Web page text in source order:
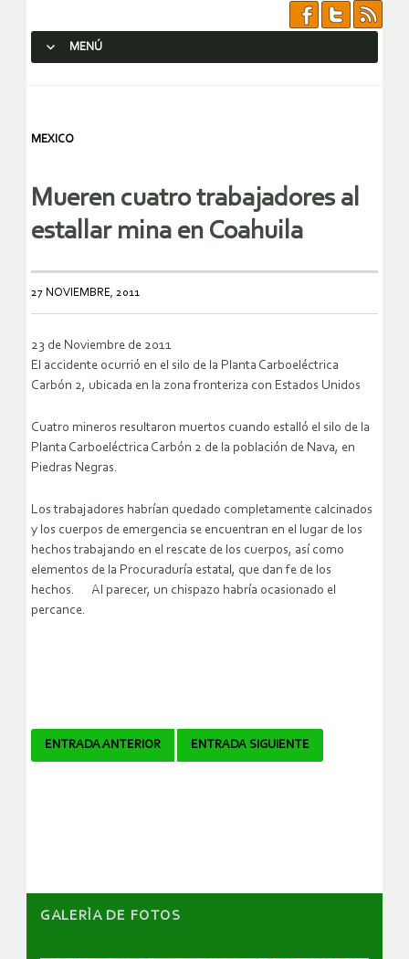
MENÚ
MEXICO
Mueren cuatro trabajadores al
estallar mina en Coahuila
27 NOVIEMBRE, 2011
23 de Noviembre de 2011
El accidente ocurrió en el silo de la Planta Carboeléctrica
Carbón 2, ubicada en la zona fronteriza con Estados Unidos
Cuatro mineros resultaron muertos cuando estalló el silo de la
Planta Carboeléctrica Carbón 2 de la población de Nava, en
Piedras Negras.
Los trabajadores habrían quedado completamente calcinados
y los cuerpos de emergencia se encuentran en el lugar de los
hechos trabajando en el rescate de los cuerpos, así como
elementos de la Procuraduría estatal, que dan fe de los
hechos. Al parecer, un chispazo habría ocasionado el
percance.
Navegador
ENTRADA ANTERIOR ENTRADA SIGUIENTE
GALERÌA DE FOTOS